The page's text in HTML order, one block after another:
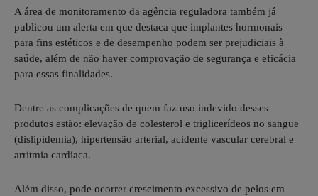
A área de monitoramento da agência reguladora também já
publicou um alerta em que destaca que implantes hormonais
para fins estéticos e de desempenho podem ser prejudiciais à
saúde, além de não haver comprovação de segurança e eficácia
para essas finalidades.
Dentre as complicações de quem faz uso indevido desses
produtos estão: elevação de colesterol e triglicerídeos no sangue
(dislipidemia), hipertensão arterial, acidente vascular cerebral e
arritmia cardíaca.
Além disso, pode ocorrer crescimento excessivo de pelos em